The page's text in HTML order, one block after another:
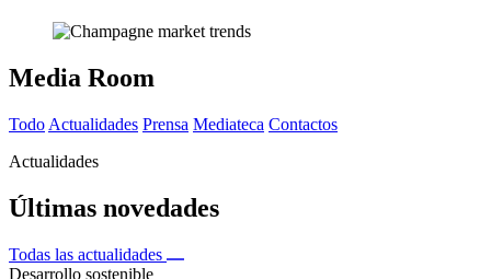
Media Room
Todo Actualidades Prensa Mediateca Contactos
Actualidades
Últimas novedades
Todas las actualidades
Desarrollo sostenible